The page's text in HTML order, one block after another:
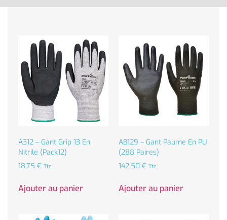
A312 – Gant Grip 13 En
Nitrile (Pack12)
18,75 € Ttc
Ajouter au panier
AB129 – Gant Paume En PU
(288 Paires)
142,50 € Ttc
Ajouter au panier